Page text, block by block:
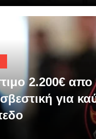
2.200€ απο
για